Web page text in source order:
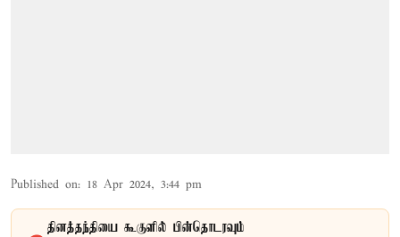
Published on: 18 Apr 2024, 3:44 pm
தினத்தந்தியை கூகுளில் பின்தொடரவும்